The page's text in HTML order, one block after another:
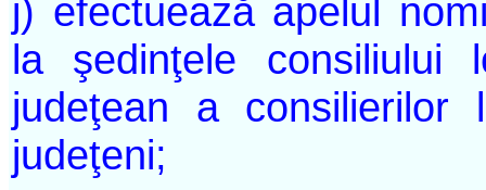
j) efectuează apelul
la şedinţele consiliului
judeţean a consilierilor
judeţeni;